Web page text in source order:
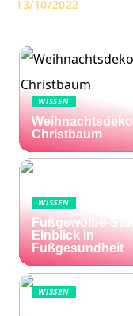
13/10/2022
WISSEN
Christbaum
WISSEN
Fußgewölbe-
Einblick in
Fußgesundheit
WISSEN